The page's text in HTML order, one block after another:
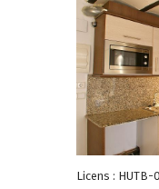
Licens : HUTB-